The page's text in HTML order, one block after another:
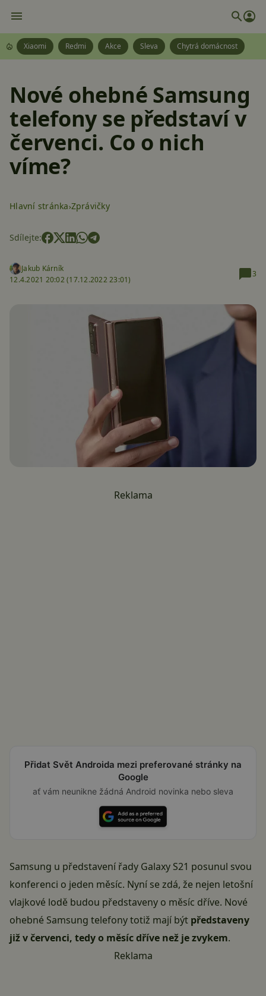
Xiaomi Redmi Akce Sleva Chytrá domácnost
Nové ohebné Samsung
telefony se představí v
červenci. Co o nich
víme?
Hlavní stránka Zprávičky
Sdílejte:
Jakub Kárník
12.4.2021 20:02 (17.12.2022 23:01)
3
Reklama
Přidat Svět Androida mezi preferované stránky na
Google
ať vám neunikne žádná Android novinka nebo sleva
Samsung u představení řady Galaxy S21 posunul svou
konferenci o jeden měsíc. Nyní se zdá, že nejen letošní
vlajkové lodě budou představeny o měsíc dříve. Nové
ohebné Samsung telefony totiž mají být představeny
již v červenci, tedy o měsíc dříve než je zvykem.
Reklama